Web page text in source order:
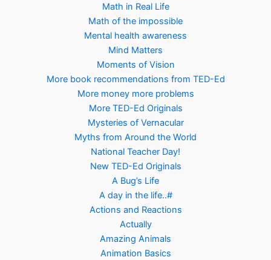
Math in Real Life
Math of the impossible
Mental health awareness
Mind Matters
Moments of Vision
More book recommendations from TED-Ed
More money more problems
More TED-Ed Originals
Mysteries of Vernacular
Myths from Around the World
National Teacher Day!
New TED-Ed Originals
A Bug’s Life
A day in the life..#
Actions and Reactions
Actually
Amazing Animals
Animation Basics